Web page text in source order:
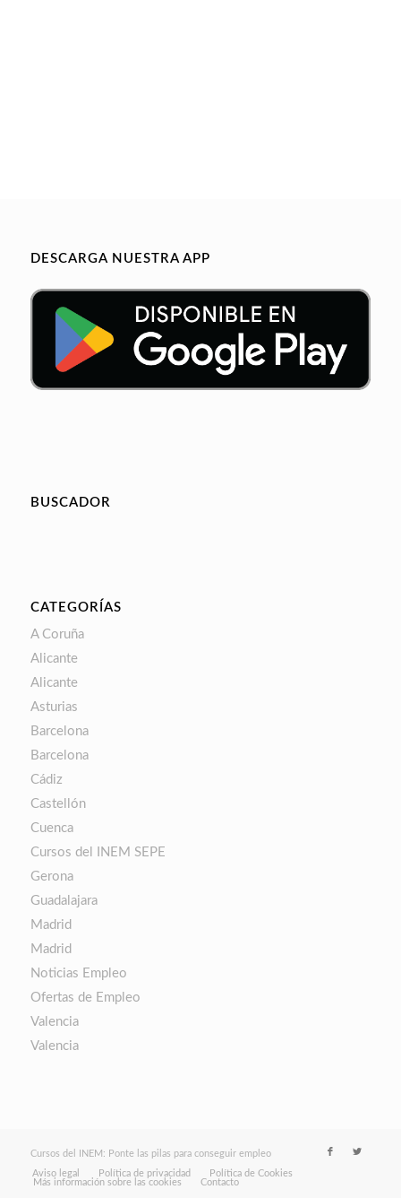
DESCARGA NUESTRA APP
BUSCADOR
CATEGORÍAS
A Coruña
Alicante
Alicante
Asturias
Barcelona
Barcelona
Cádiz
Castellón
Cuenca
Cursos del INEM SEPE
Gerona
Guadalajara
Madrid
Madrid
Noticias Empleo
Ofertas de Empleo
Valencia
Valencia
Cursos del INEM: Ponte las pilas para conseguir empleo
Aviso legal
Política de privacidad
Política de Cookies
Más información sobre las cookies
Contacto